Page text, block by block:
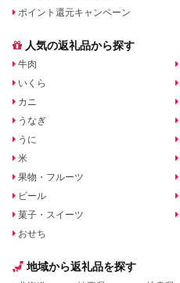
ポイント還元キャンペーン
人気の返礼品から探す
牛肉
いくら
カニ
うなぎ
うに
米
果物・フルーツ
ビール
菓子・スイーツ
おせち
地域から返礼品を探す